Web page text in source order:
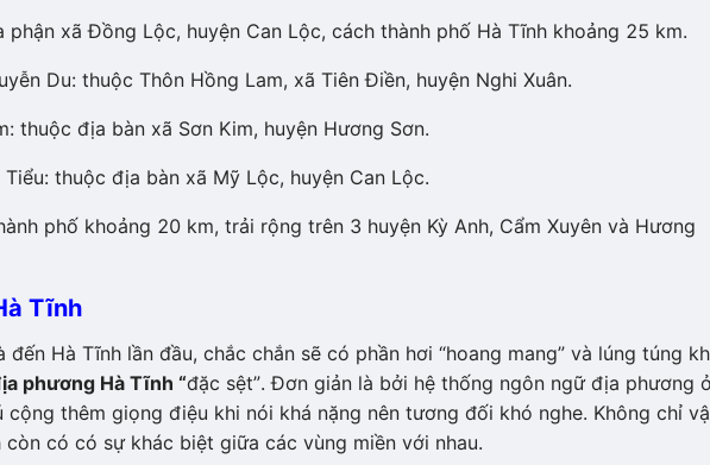
xã Đồng Lộc, huyện Can Lộc, cách thành phố Hà Tĩnh khoảng 25 km.
Du: thuộc Thôn Hồng Lam, xã Tiên Điền, huyện Nghi Xuân.
thuộc địa bàn xã Sơn Kim, huyện Hương Sơn.
thuộc địa bàn xã Mỹ Lộc, huyện Can Lộc.
phố khoảng 20 km, trải rộng trên 3 huyện Kỳ Anh, Cẩm Xuyên và Hương
Tĩnh
Hà Tĩnh lần đầu, chắc chắn sẽ có phần hơi “hoang mang” và lúng túng
phương Hà Tĩnh “đặc sệt”. Đơn giản là bởi hệ thống ngôn ngữ địa phương
thêm giọng điệu khi nói khá nặng nên tương đối khó nghe. Không chỉ
có có sự khác biệt giữa các vùng miền với nhau.